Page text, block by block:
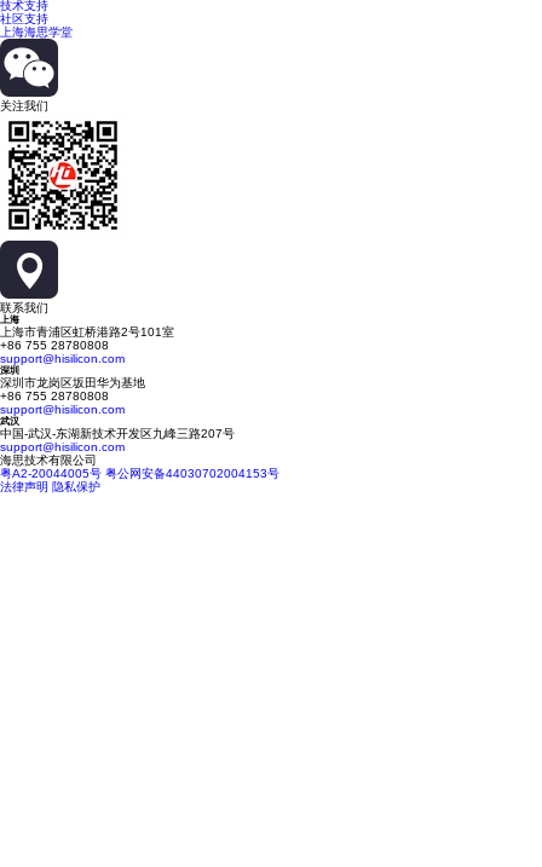
技术支持
社区支持
上海海思学堂
关注我们
联系我们
上海
上海市青浦区虹桥港路2号101室
+86 755 28780808
support@hisilicon.com
深圳
深圳市龙岗区坂田华为基地
+86 755 28780808
support@hisilicon.com
武汉
中国-武汉-东湖新技术开发区九峰三路207号
support@hisilicon.com
海思技术有限公司
粤A2-20044005号 粤公网安备44030702004153号
法律声明 隐私保护